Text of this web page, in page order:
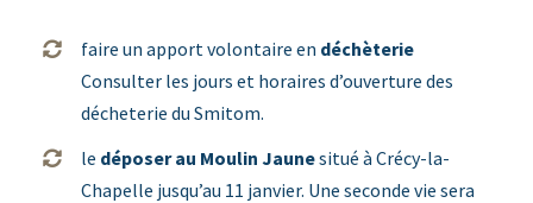
faire un apport volontaire en déchèterie
Consulter les jours et horaires d’ouverture des
décheterie du Smitom.
le déposer au Moulin Jaunesitué à Crécy-la-
Chapelle jusqu’au 11 janvier. Une seconde vie sera